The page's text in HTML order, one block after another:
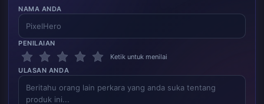
NAMA ANDA
PENILAIAN
Ketik untuk menilai
ULASAN ANDA